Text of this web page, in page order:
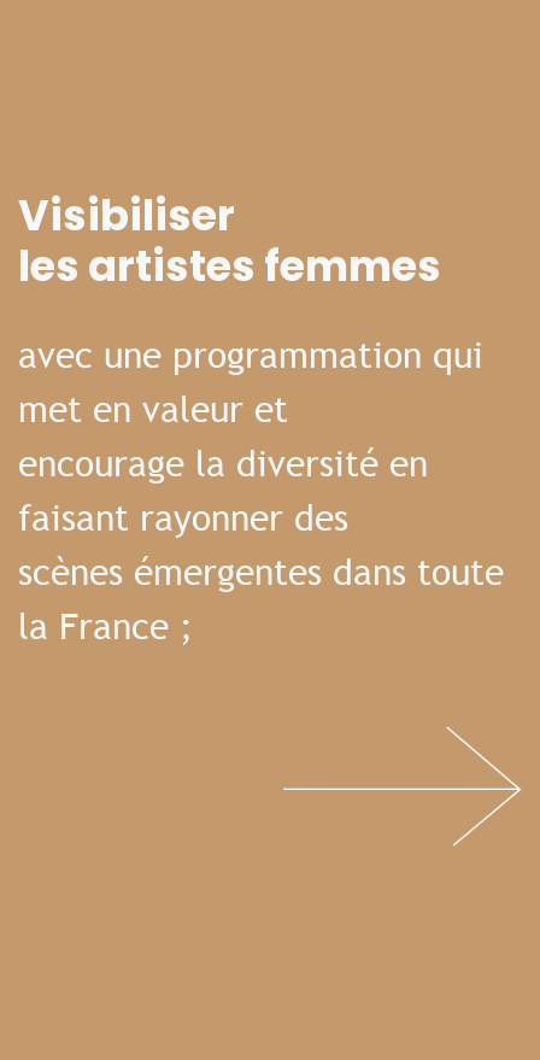
Visibiliser
les artistes femmes
avec une programmation qui
met en valeur et
encourage la diversité en
faisant rayonner des
scènes émergentes dans toute
la France ;